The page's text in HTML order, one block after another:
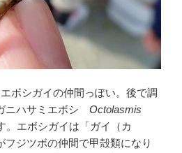
ボシガイの仲間っぽい。後で調
ニハサミエボシ Octolasmis
。エボシガイは「ガイ（カ
フジツボの仲間で甲殻類になり